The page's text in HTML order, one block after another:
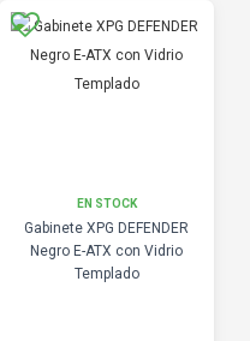
EN STOCK
Gabinete XPG DEFENDER
Negro E-ATX con Vidrio
Templado